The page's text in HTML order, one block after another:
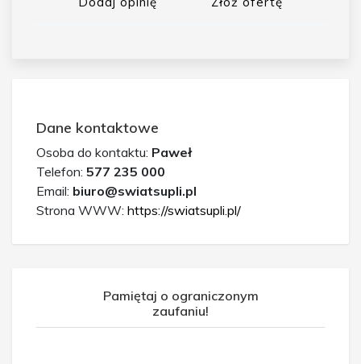
Dane kontaktowe
Osoba do kontaktu: Paweł
Telefon: 577 235 000
Email: biuro@swiatsupli.pl
Strona WWW: https://swiatsupli.pl/
Pamiętaj o ograniczonym
zaufaniu!